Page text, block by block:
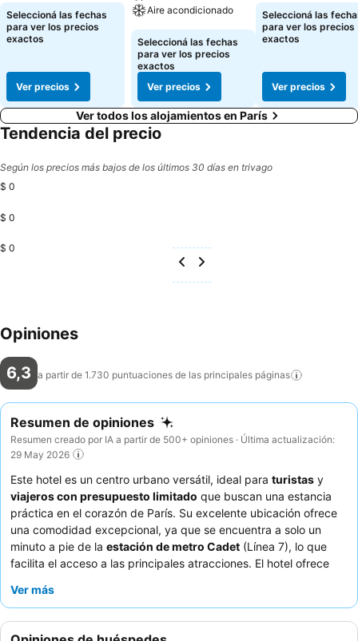
Seleccioná las fechas
para ver los precios
exactos
Ver precios
Aire acondicionado
Seleccioná las fechas
para ver los precios
exactos
Ver precios
Seleccioná las
para ver los precios
exactos
Ver precios
Ver todos los alojamientos en París
Tendencia del precio
Según los precios más bajos de los últimos 30 días en trivago
$ 0
$ 0
$ 0
Opiniones
6,3 a partir de 1.730 puntuaciones de las principales páginas
Resumen de opiniones
Resumen creado por IA a partir de 500+ opiniones · Última actualización:
29 May 2026
Este hotel es un centro urbano versátil, ideal para turistas y
viajeros con presupuesto limitado que buscan una estancia
práctica en el corazón de París. Su excelente ubicación ofrece
una comodidad excepcional, ya que se encuentra a solo un
minuto a pie de la estación de metro Cadet (Línea 7), lo que
facilita el acceso a las principales atracciones. El hotel ofrece
de descanso después de explorar la ciudad. Los huéspedes
y aprecian el desayuno abundante y variado, especialmente los
Ver más